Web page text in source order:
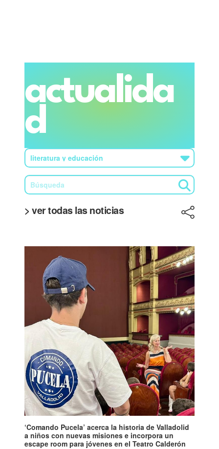
actualida
d
> ver todas las noticias
‘Comando Pucela’ acerca la historia de Valladolid
a niños con nuevas misiones e incorpora un
escape room para jóvenes en el Teatro Calderón